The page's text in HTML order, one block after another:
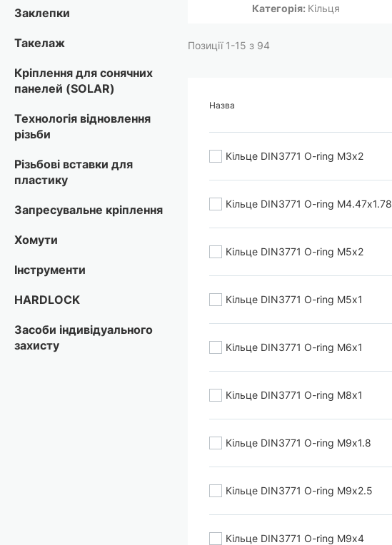
Категорія: Кільця
Позиції 1-15 з 94
Назва
Кільце DIN3771 O-ring М3х2
Кільце DIN3771 O-ring М4.47х1.78
Кільце DIN3771 O-ring М5х2
Кільце DIN3771 O-ring М5х1
Кільце DIN3771 O-ring М6х1
Кільце DIN3771 O-ring М8х1
Кільце DIN3771 O-ring М9х1.8
Кільце DIN3771 O-ring М9х2.5
Кільце DIN3771 O-ring М9х4
Заклепки
Такелаж
Кріплення для сонячних
панелей (SOLAR)
Технологія відновлення
різьби
Різьбові вставки для
пластику
Запресувальне кріплення
Хомути
Інструменти
HARDLOCK
Засоби індивідуального
захисту